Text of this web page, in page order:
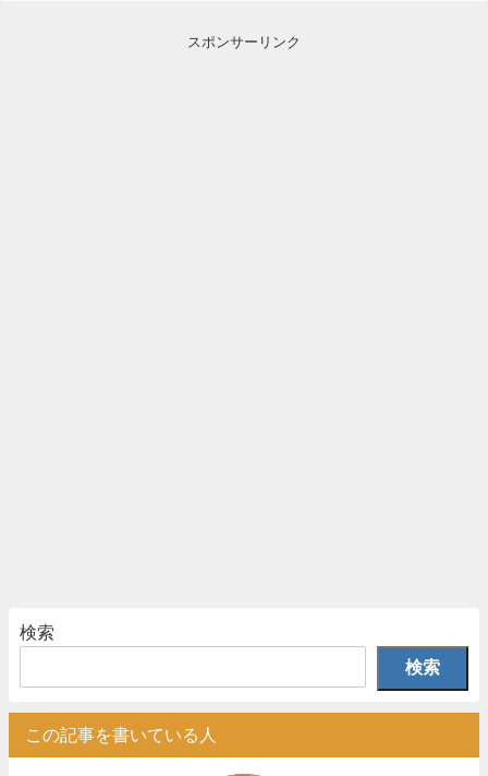
スポンサーリンク
検索
検索
この記事を書いている人